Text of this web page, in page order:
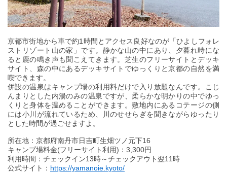
京都市街地から車で約1時間とアクセス良好なのが「ひよしフォレ
ストリゾート山の家」です。静かな山の中にあり、夕暮れ時にな
ると鹿の鳴き声も聞こえてきます。芝生のフリーサイトとデッキ
サイト、森の中にあるデッキサイトでゆっくりと京都の自然を満
喫できます。
併設の温泉はキャンプ場の利用料だけで入り放題なんです。こじ
んまりとした内湯のみの温泉ですが、柔らかな明かりの中でゆっ
くりと身体を温めることができます。敷地内にあるコテージの側
には小川が流れているため、川のせせらぎを聞きながらゆったり
とした時間が過ごせますよ。
所在地：京都府南丹市日吉町生畑ツノ元下16
キャンプ場料金(フリーサイト利用)：3,300円
利用時間：チェックイン13時～チェックアウト翌11時
公式サイト： https://yamanoie.kyoto/